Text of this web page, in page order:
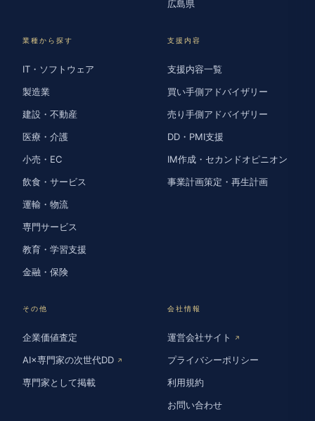
広島県
業種から探す
IT・ソフトウェア
製造業
建設・不動産
医療・介護
小売・EC
飲食・サービス
運輸・物流
専門サービス
教育・学習支援
金融・保険
支援内容
支援内容一覧
買い手側アドバイザリー
売り手側アドバイザリー
DD・PMI支援
IM作成・セカンドオピニオン
事業計画策定・再生計画
その他
企業価値査定
AI×専門家の次世代DD ↗
専門家として掲載
会社情報
運営会社サイト ↗
プライバシーポリシー
利用規約
お問い合わせ